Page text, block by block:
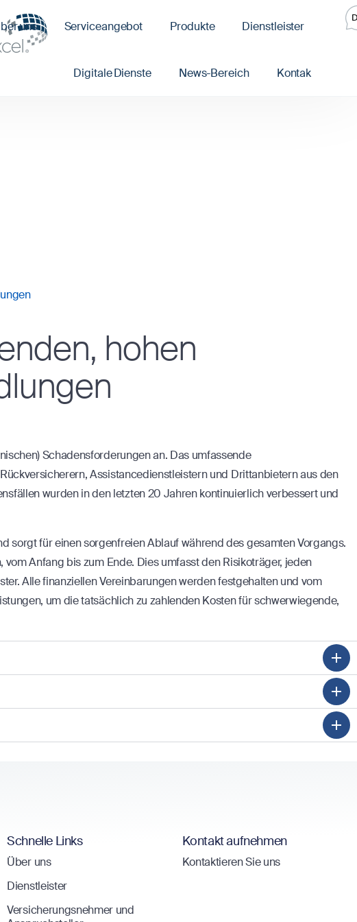
uns Serviceangebot Produkte Dienstleister
Digitale Dienste News-Bereich Kontak
hohen
Schadensforderungen an. Das umfassende
Assistancedienstleistern und Drittanbietern aus den
wurden in den letzten 20 Jahren kontinuierlich verbessert und
sorgt für einen sorgenfreien Ablauf während des gesamten Vorgangs.
Anfang bis zum Ende. Dies umfasst den Risikoträger, jeden
Alle finanziellen Vereinbarungen werden festgehalten und vom
um die tatsächlich zu zahlenden Kosten für schwerwiegende,
Schnelle Links
Über uns
Dienstleister
Versicherungsnehmer und
Kontakt aufnehmen
Kontaktieren Sie uns